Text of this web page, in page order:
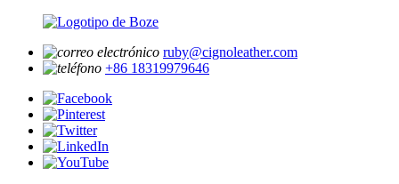
ruby@cignoleather.com
+86 18319979646